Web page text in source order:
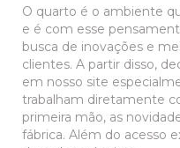
O quarto é o ambiente
e é com esse
busca de inovações e
clientes. A partir disso,
em nosso site
trabalham diretamente
primeira mão, as
fábrica. Além do acesso